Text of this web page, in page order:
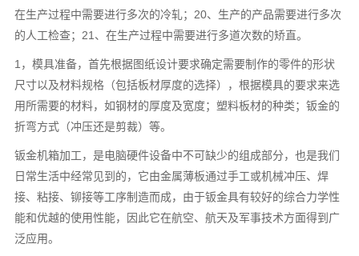
在生产过程中需要进行多次的冷轧；20、生产的产品需要进行多次
的人工检查；21、在生产过程中需要进行多道次数的矫直。
1，模具准备，首先根据图纸设计要求确定需要制作的零件的形状
尺寸以及材料规格（包括板材厚度的选择），根据模具的要求来选
用所需要的材料，如钢材的厚度及宽度；塑料板材的种类；钣金的
折弯方式（冲压还是剪裁）等。
钣金机箱加工，是电脑硬件设备中不可缺少的组成部分，也是我们
日常生活中经常见到的，它由金属薄板通过手工或机械冲压、焊
接、粘接、铆接等工序制造而成，由于钣金具有较好的综合力学性
能和优越的使用性能，因此它在航空、航天及军事技术方面得到广
泛应用。